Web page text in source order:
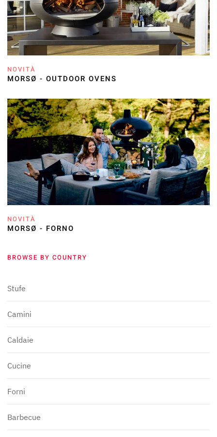
NOVITÀ
MORSØ - OUTDOOR OVENS
NOVITÀ
MORSØ - FORNO
BROWSE BY COUNTRY
Stufe
Camini
Caldaie
Cucine
Forni
Barbecue